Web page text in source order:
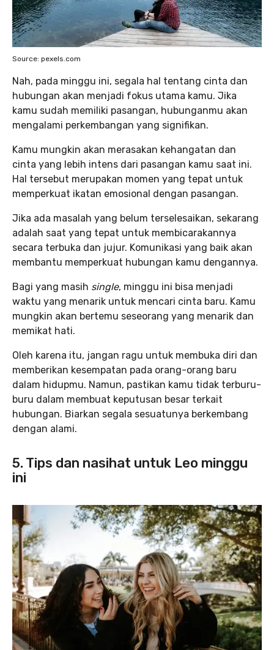
Source: pexels.com
Nah, pada minggu ini, segala hal tentang cinta dan
hubungan akan menjadi fokus utama kamu. Jika
kamu sudah memiliki pasangan, hubunganmu akan
mengalami perkembangan yang signifikan.
Kamu mungkin akan merasakan kehangatan dan
cinta yang lebih intens dari pasangan kamu saat ini.
Hal tersebut merupakan momen yang tepat untuk
memperkuat ikatan emosional dengan pasangan.
Jika ada masalah yang belum terselesaikan, sekarang
adalah saat yang tepat untuk membicarakannya
secara terbuka dan jujur. Komunikasi yang baik akan
membantu memperkuat hubungan kamu dengannya.
Bagi yang masih single, minggu ini bisa menjadi
waktu yang menarik untuk mencari cinta baru. Kamu
mungkin akan bertemu seseorang yang menarik dan
memikat hati.
Oleh karena itu, jangan ragu untuk membuka diri dan
memberikan kesempatan pada orang-orang baru
dalam hidupmu. Namun, pastikan kamu tidak terburu-
buru dalam membuat keputusan besar terkait
hubungan. Biarkan segala sesuatunya berkembang
dengan alami.
5. Tips dan nasihat untuk Leo minggu
ini